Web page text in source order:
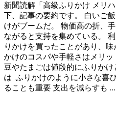
新聞読解「高級ふりかけ メリ
下、記事の要約です。 白いご
けがブームだ。 物価高の折、
ながると支持を集めている。
りかけを買ったことがあり、
かけのコスパや手軽さはメリ
豆やたまごは値段的にふりか
は ふりかけのように小さな喜
ることも重要 支出を減らすも ...